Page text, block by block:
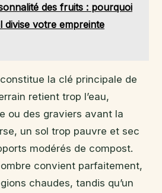
des fruits : pourquoi
divise votre empreinte
la clé principale de
retient trop l’eau,
ou des graviers avant la
un sol trop pauvre et sec
modérés de compost.
convient parfaitement,
chaudes, tandis qu’un